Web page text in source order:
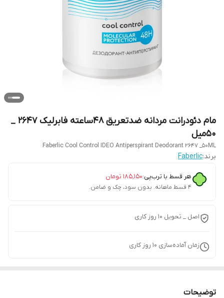
مام دئودرانت مردانه ضدتعریق 48ساعته فابرلیک 2647 _
50میل
Faberlic Cool Control IDEO Antiperspirant Deodorant 2647 _50ML
برند:Faberlic
هر قسط با ترب‌پی:۱۸۵٬۱۵۰ تومان
۴ قسط ماهانه. بدون سود، چک و ضامن.
اصل _ تحویل ۱۰ روز کاری
زمان آماده‌سازی 10 روز کاری
توضیحات